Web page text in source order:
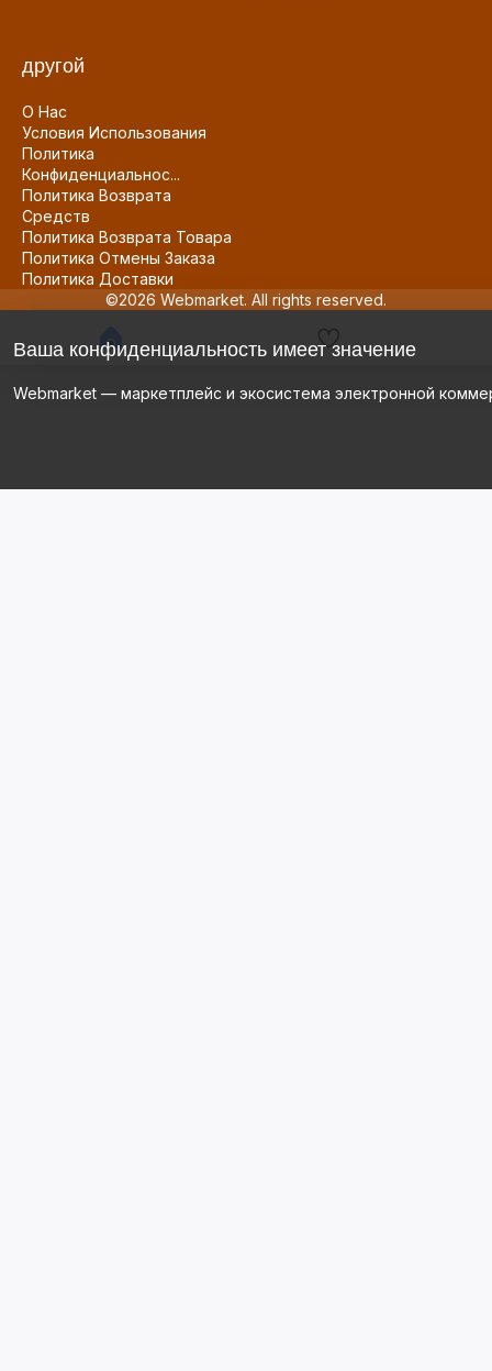
другой
О Нас
Условия Использования
Политика
Конфиденциальнос...
Политика Возврата
Средств
Политика Возврата Товара
Политика Отмены Заказа
Политика Доставки
©2026 Webmarket. All rights reserved.
Ваша конфиденциальность имеет значение
Webmarket — маркетплейс и экосистема электронной